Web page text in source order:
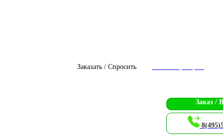
Заказать / Спросить
Заказ /